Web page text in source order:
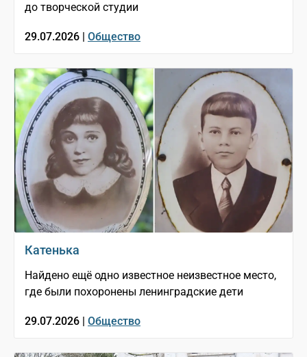
до творческой студии
29.07.2026 | Общество
Катенька
Найдено ещё одно известное неизвестное место,
где были похоронены ленинградские дети
29.07.2026 | Общество